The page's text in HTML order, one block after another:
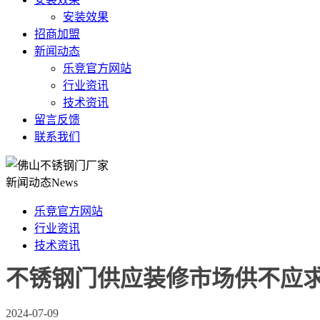
安装效果
招商加盟
新闻动态
乐竞官方网站
行业资讯
技术资讯
留言反馈
联系我们
新闻动态News
乐竞官方网站
行业资讯
技术资讯
不锈钢门供应装修市场供不应
2024-07-09